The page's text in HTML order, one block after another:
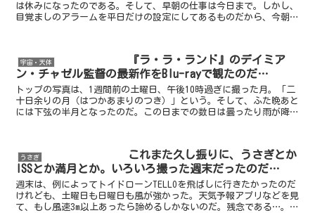
は休みになったのである。そして、早朝の仕事は今日まで。しかし、
目覚ましのアラームを平日だけの設定にしてあるものだから、今朝は
宇宙・天体
『ラ・ラ・ランド』のデイミア
ン・チャゼル監督の最新作をBlu-rayで観たのだ…
トップの写真は、1週間前の土曜日、午後10時過ぎに撮った月。「二
十日余りの月（はつかあまりのつき）」という。そして、ふた晩あと
には下弦の半月となったのだ。この日までの数日は曇ったり雨が降っ
うさぎ
これまた久し振りに、うさぎとか
ISSとか満月とか。いろいろ撮った週末だったのだ…
週末は、例によってトイドローンTELLOを飛ばしに行きたかったのだ
けれども、土曜日も日曜日も風が強かった。天気予報アプリなどを見
て、もし風速3m以上あったら諦めるしかないのだ。残念である…。ト